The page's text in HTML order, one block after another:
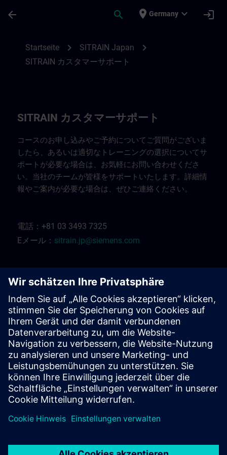
arrow_back search place Germany expand_more login
Startseite chevron_right SITRAIN Japan chevron_right
SITRAIN カスタマーサポート
SITRAIN カスタマーサポート
コースのお申し込みやご予約についてご質問がございま
したら、あるいは適切なトレーニングの選択についてサ
ポートが必要な場合は、お気軽にお問い合わせくださ
い。当社のチームが皆様をサポートいたします。詳細情
報やご案内が必要な場合は、ぜひご連絡ください。
電話：+81 03 3493 7325
Eメール： sitrain.jp@siemens.com